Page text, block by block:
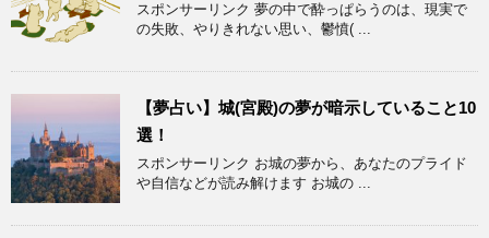
スポンサーリンク 夢の中で酔っぱらうのは、現実で
の失敗、やりきれない思い、鬱憤( ...
【夢占い】城(宮殿)の夢が暗示していること10
選！
スポンサーリンク お城の夢から、あなたのプライド
や自信などが読み解けます お城の ...